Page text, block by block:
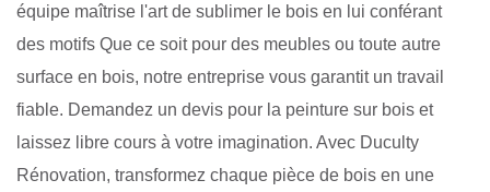
équipe maîtrise l'art de sublimer le bois en lui conférant
des motifs Que ce soit pour des meubles ou toute autre
surface en bois, notre entreprise vous garantit un travail
fiable. Demandez un devis pour la peinture sur bois et
laissez libre cours à votre imagination. Avec Duculty
Rénovation, transformez chaque pièce de bois en une